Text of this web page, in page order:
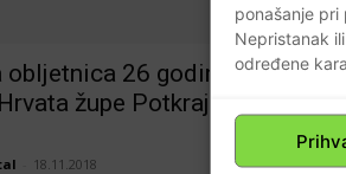
ponašanje pri
Nepristanak
određene
obljetnica 26 godina od
župe Potkraj i
18.11.2018 0